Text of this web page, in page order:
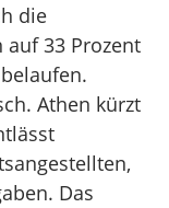
die
33 Prozent
Athen kürzt
Das